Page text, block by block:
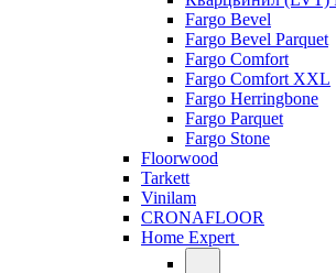
Fargo Bevel
Fargo Bevel Parquet
Fargo Comfort
Fargo Comfort XXL
Fargo Herringbone
Fargo Parquet
Fargo Stone
Floorwood
Tarkett
Vinilam
CRONAFLOOR
Home Expert